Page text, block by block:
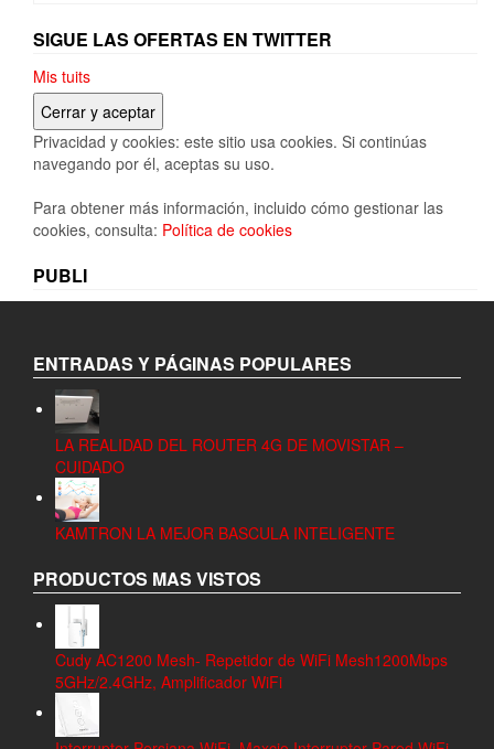
SIGUE LAS OFERTAS EN TWITTER
Mis tuits
Privacidad y cookies: este sitio usa cookies. Si continúas
navegando por él, aceptas su uso.
Para obtener más información, incluido cómo gestionar las
cookies, consulta: Política de cookies
PUBLI
ENTRADAS Y PÁGINAS POPULARES
LA REALIDAD DEL ROUTER 4G DE MOVISTAR –
CUIDADO
KAMTRON LA MEJOR BASCULA INTELIGENTE
PRODUCTOS MAS VISTOS
Cudy AC1200 Mesh- Repetidor de WiFi Mesh1200Mbps
5GHz/2.4GHz, Amplificador WiFi